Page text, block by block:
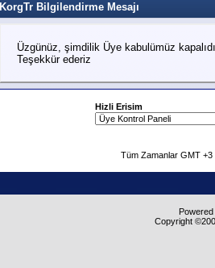
KorgTr Bilgilendirme Mesajı
Üzgünüz, şimdilik Üye kabulümüz
Teşekkür ederiz
Hizli Erisim
Tüm Zamanlar GMT
Copyright